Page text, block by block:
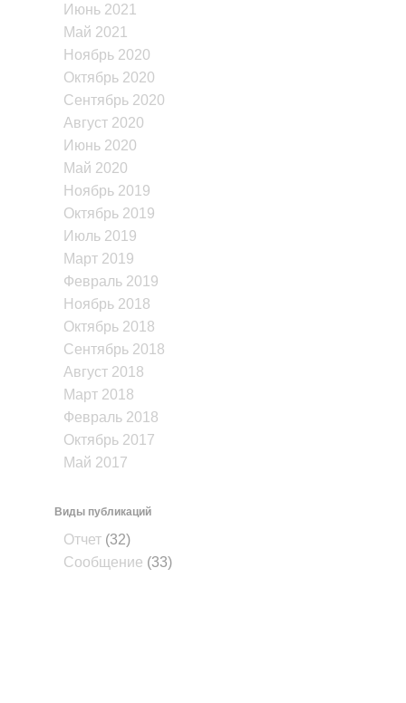
Июнь 2021
Май 2021
Ноябрь 2020
Октябрь 2020
Сентябрь 2020
Август 2020
Июнь 2020
Май 2020
Ноябрь 2019
Октябрь 2019
Июль 2019
Март 2019
Февраль 2019
Ноябрь 2018
Октябрь 2018
Сентябрь 2018
Август 2018
Март 2018
Февраль 2018
Октябрь 2017
Май 2017
Виды публикаций
Отчет (32)
Сообщение (33)